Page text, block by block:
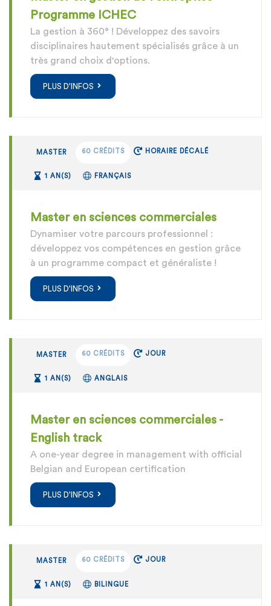
Programme ICHEC
La gestion à 360° ! Développez des savoirs
disciplinaires hautement spécialisés grâce à un
très grand choix d'options.
PLUS D'INFOS
MASTER 60 CRÉDITS HORAIRE DÉCALÉ
1 AN(S) FRANÇAIS
Master en sciences commerciales
Dynamiser votre parcours professionnel :
développez vos compétences en gestion grâce
à un programme compact et généraliste !
PLUS D'INFOS
MASTER 60 CRÉDITS JOUR
1 AN(S) ANGLAIS
Master en sciences commerciales -
English track
A one-year degree in management with official
Belgian and European certification
PLUS D'INFOS
MASTER 60 CRÉDITS JOUR
1 AN(S) BILINGUE